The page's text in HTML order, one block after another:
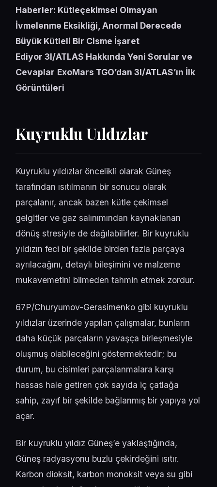
Haberler: Kütleçekimsel Olmayan
İvmelenme Eksikliği, Anormal Derecede
Büyük Kütleli Bir Cisme İşaret
Ediyor 3I/ATLAS Hakkında Yeni Sorular ve
Cevaplar ExoMars TGO’dan 3I/ATLAS’ın İlk
Görüntüleri
Kuyruklu Uıldızlar
Kuyruklu yıldızlar öncelikli olarak Güneş
tarafından ısıtılmanın bir sonucu olarak
parçalanır, ancak bazen kütle çekimsel
gelgitler ve gaz salınımından kaynaklanan
dönüş stresiyle de dağılabilirler. Bir kuyruklu
yıldızın feci bir şekilde birden fazla parçaya
ayrılacağını, detaylı bileşimini ve malzeme
mukavemetini bilmeden tahmin etmek zordur.
67P/Churyumov-Gerasimenko gibi kuyruklu
yıldızlar üzerinde yapılan çalışmalar, bunların
daha küçük parçaların yavaşça birleşmesiyle
oluşmuş olabileceğini göstermektedir; bu
durum, bu cisimleri parçalanmalara karşı
hassas hale getiren çok sayıda iç çatlağa
sahip, zayıf bir şekilde bağlanmış bir yapıya yol
açar.
Bir kuyruklu yıldız Güneş’e yaklaştığında,
Güneş radyasyonu buzlu çekirdeğini ısıtır.
Karbon dioksit, karbon monoksit veya su gibi